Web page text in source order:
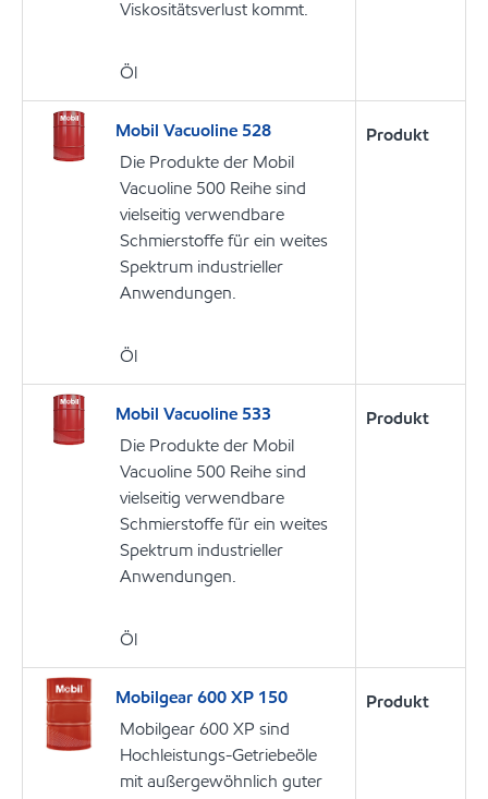
Viskositätsverlust kommt.
Öl
Mobil Vacuoline 528
Die Produkte der Mobil
Vacuoline 500 Reihe sind
vielseitig verwendbare
Schmierstoffe für ein weites
Spektrum industrieller
Anwendungen.
Öl
Produkt
Mobil Vacuoline 533
Die Produkte der Mobil
Vacuoline 500 Reihe sind
vielseitig verwendbare
Schmierstoffe für ein weites
Spektrum industrieller
Anwendungen.
Öl
Produkt
Mobilgear 600 XP 150
Mobilgear 600 XP sind
Hochleistungs-Getriebeöle
mit außergewöhnlich guter
Produkt